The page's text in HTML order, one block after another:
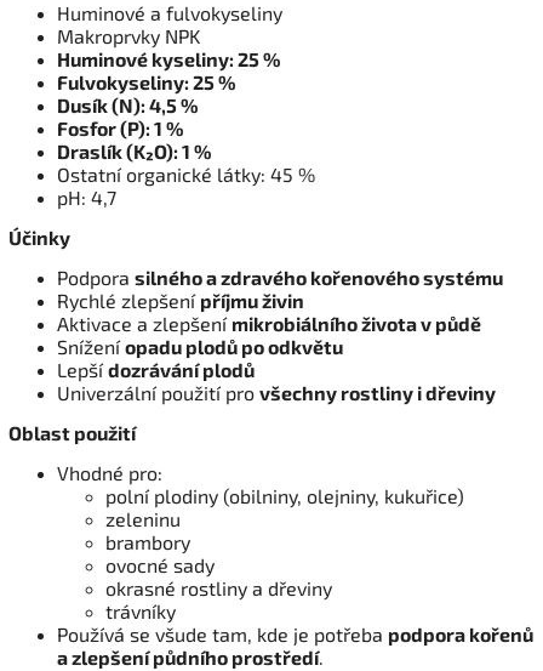
Huminové a fulvokyseliny
Makroprvky NPK
Huminové kyseliny: 25 %
Fulvokyseliny: 25 %
Dusík (N): 4,5 %
Fosfor (P): 1 %
Draslík (K₂O): 1 %
Ostatní organické látky: 45 %
pH: 4,7
Účinky
Podpora silného a zdravého kořenového systému
Rychlé zlepšení příjmu živin
Aktivace a zlepšení mikrobiálního života v půdě
Sníženíopadu plodů po odkvětu
Lepšídozrávání plodů
Univerzální použití pro všechny rostliny i dřeviny
Oblast použití
Vhodné pro:
polní plodiny (obilniny, olejniny, kukuřice)
zeleninu
brambory
ovocné sady
okrasné rostliny a dřeviny
trávníky
Používá se všude tam, kde je potřeba podpora kořenů
a zlepšení půdního prostředí.